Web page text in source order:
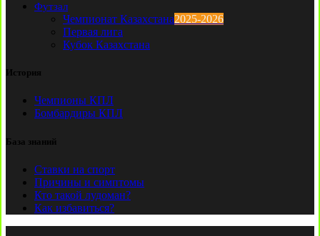
Футзал
Чемпионат Казахстана2025-2026
Первая лига
Кубок Казахстана
История
Чемпионы КПЛ
Бомбардиры КПЛ
База знаний
Ставки на спорт
Причины и симптомы
Кто такой лудоман?
Как избавиться?